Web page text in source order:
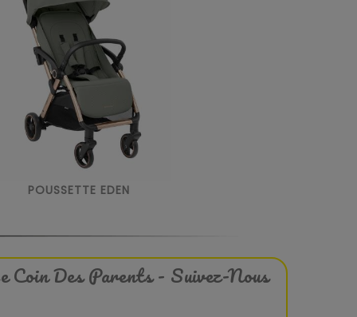
POUSSETTE EDEN
Coin Des Parents - Suivez-Nous